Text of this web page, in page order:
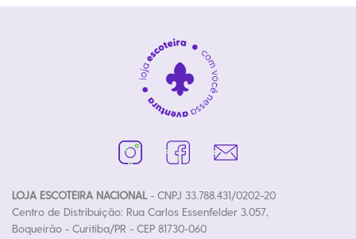
LOJA ESCOTEIRA NACIONAL- CNPJ 33.788.431/0202-20
Centro de Distribuição: Rua Carlos Essenfelder 3.057,
Boqueirão - Curitiba/PR - CEP 81730-060